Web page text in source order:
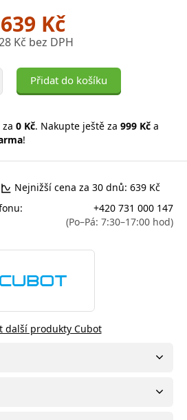
639 Kč
Kč bez DPH
Přidat do košíku
0 Kč. Nakupte ještě za 999 Kč a
!
Nejnižší cena za 30 dnů: 639 Kč
+420 731 000 147
(Po–Pá: 7:30–17:00 hod)
další produkty Cubot